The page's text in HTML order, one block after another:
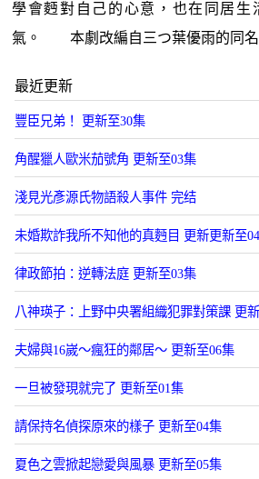
學會麪對自己的心意，也在同居生
氣。 本劇改編自三つ葉優雨的同名
最近更新
豐臣兄弟！ 更新至30集
角醒獵人歐米茄號角 更新至03集
淺見光彥源氏物語殺人事件 完结
未婚欺詐我所不知他的真麪目 更新更新至
律政節拍：逆轉法庭 更新至03集
八神瑛子：上野中央署組織犯罪對策課 更
夫婦與16嵗～瘋狂的鄰居～ 更新至06集
一旦被發現就完了 更新至01集
請保持名偵探原來的樣子 更新至04集
夏色之雲掀起戀愛與風暴 更新至05集